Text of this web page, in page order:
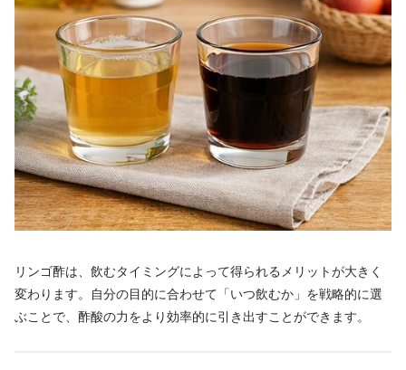
リンゴ酢は、飲むタイミングによって得られるメリットが大きく
変わります。自分の目的に合わせて「いつ飲むか」を戦略的に選
ぶことで、酢酸の力をより効率的に引き出すことができます。